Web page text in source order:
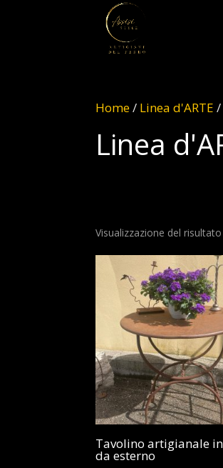
Home/ Linea d'ARTE /
Linea
Visualizzazione del risultato
Tavolino artigianale
da esterno